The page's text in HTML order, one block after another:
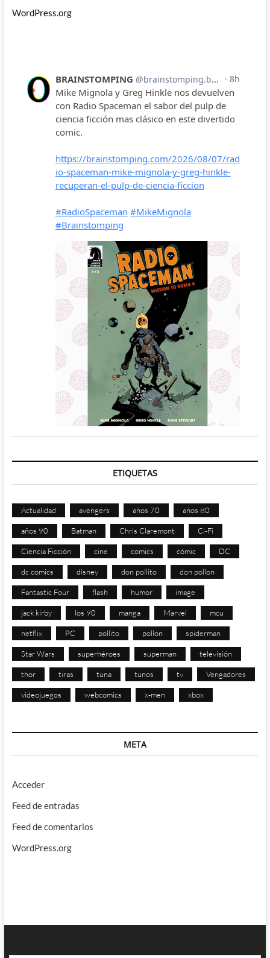
WordPress.org
ETIQUETAS
Actualidad avengers años 70 años 80
años 90 Batman Chris Claremont Ci-Fi
Ciencia Ficción cine comics cómic DC
dc comics disney don pollito don pollon
Fantastic Four flash humor image
jack kirby los 90 manga Marvel mcu
netflix PC pollito pollon spiderman
Star Wars superhéroes superman televisión
thor tiras tuna tunos tv Vengadores
videojuegos webcomics x-men xbox
META
Acceder
Feed de entradas
Feed de comentarios
WordPress.org